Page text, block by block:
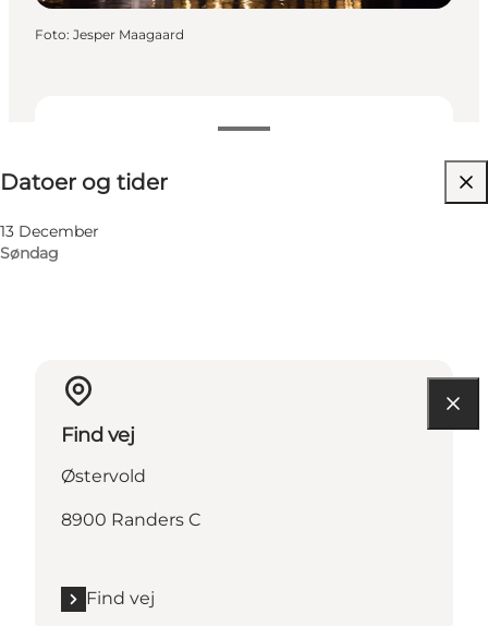
Datoer og tider
13 December
Søndag
Besøg hjemmeside
Foto: Jesper Maagaard
Find vej
Østervold
8900 Randers C
Find vej